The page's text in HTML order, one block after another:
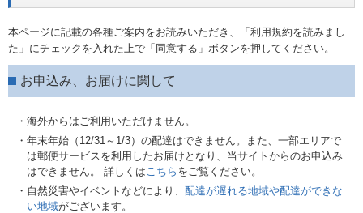
本ページに記載の各種ご案内をお読みいただき、「利用規約を読みまし
た」にチェックを入れた上で「同意する」ボタンを押してください。
お申込み、お届けに関して
・海外からはご利用いただけません。
・年末年始（12/31～1/3）の配達はできません。また、一部エリアで
は郵便サービスを利用したお届けとなり、当サイトからのお申込み
はできません。 詳しくはこちら をご覧ください。
・自然災害やイベントなどにより、 配達が遅れる地域や配達ができな
い地域がございます。